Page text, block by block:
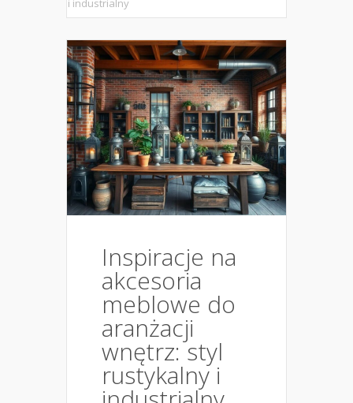
i industrialny
Inspiracje na
akcesoria
meblowe do
aranżacji
wnętrz: styl
rustykalny i